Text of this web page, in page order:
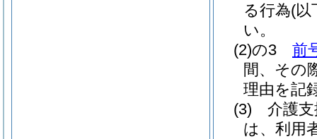
る行為(以
い。
(2)の3
前
間、その
理由を記
(3)
介護
は、利用